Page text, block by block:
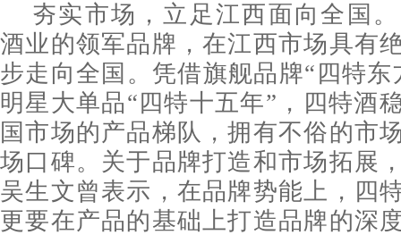
夯实市场，立足江西面向全国
酒业的领军品牌，在江西市场具有
步走向全国。凭借旗舰品牌“四特
明星大单品“四特十五年”，四特酒
国市场的产品梯队，拥有不俗的市
场口碑。关于品牌打造和市场拓展
吴生文曾表示，在品牌势能上，四
更要在产品的基础上打造品牌的深